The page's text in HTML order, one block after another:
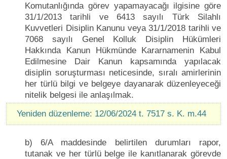
Komutanlığında görev yapamayacağı ilgisine göre
31/1/2013 tarihli ve 6413 sayılı Türk Silahlı
Kuvvetleri Disiplin Kanunu veya 31/1/2018 tarihli ve
7068 sayılı Genel Kolluk Disiplin Hükümleri
Hakkında Kanun Hükmünde Kararnamenin Kabul
Edilmesine Dair Kanun kapsamında yapılacak
disiplin soruşturması neticesinde, sıralı amirlerinin
her türlü bilgi ve belgeye dayanarak düzenleyeceği
nitelik belgesi ile anlaşılmak.
Yeniden düzenleme: 12/06/2024 t. 7517 s. K. m.44
b) 6/A maddesinde belirtilen durumları rapor,
tutanak ve her türlü belge ile kanıtlanarak görevde